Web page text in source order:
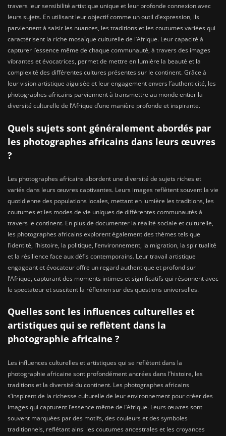
travers leur sensibilité artistique unique et leur profonde connexion avec
leurs sujets. En utilisant leur objectif comme un outil d’expression, ils
parviennent à saisir les nuances, les traditions et les coutumes variées qui
caractérisent la riche mosaïque culturelle de l’Afrique. Leur capacité à
capturer l’essence même de chaque communauté, à travers des images
vibrantes et évocatrices, permet de mettre en lumière la beauté et la
complexité des différentes cultures présentes sur le continent. Grâce à
leur vision artistique aiguisée et leur engagement envers l’authenticité, les
photographes africains parviennent à transmettre au monde entier la
diversité culturelle de l’Afrique d’une manière profonde et inspirante.
Quels sujets sont généralement abordés par
les photographes africains dans leurs œuvres
?
Les photographes africains abordent une diversité de sujets riches et
variés dans leurs œuvres captivantes. Leurs images reflètent souvent la vie
quotidienne des populations locales, mettant en lumière les traditions, les
coutumes et les modes de vie uniques de différentes communautés à
travers le continent. En plus de documenter la réalité sociale et culturelle,
les photographes africains explorent également des thèmes tels que
l’identité, l’histoire, la politique, l’environnement, la migration, la spiritualité
et la résilience face aux défis contemporains. Leur travail artistique
engageant et évocateur offre un regard authentique et profond sur
l’Afrique, capturant des moments intimes et significatifs qui résonnent avec
le spectateur et suscitent la réflexion sur des questions universelles.
Quelles sont les influences culturelles et
artistiques qui se reflètent dans la
photographie africaine ?
Les influences culturelles et artistiques qui se reflètent dans la
photographie africaine sont profondément ancrées dans l’histoire, les
traditions et la diversité du continent. Les photographes africains
s’inspirent de la richesse culturelle de leur environnement pour créer des
images qui capturent l’essence même de l’Afrique. Leurs œuvres sont
souvent marquées par des motifs, des couleurs et des symboles
traditionnels, reflétant ainsi les coutumes ancestrales et les croyances